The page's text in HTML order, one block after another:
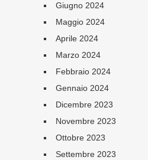
Giugno 2024
Maggio 2024
Aprile 2024
Marzo 2024
Febbraio 2024
Gennaio 2024
Dicembre 2023
Novembre 2023
Ottobre 2023
Settembre 2023